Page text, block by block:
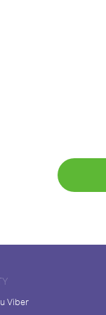
Viber